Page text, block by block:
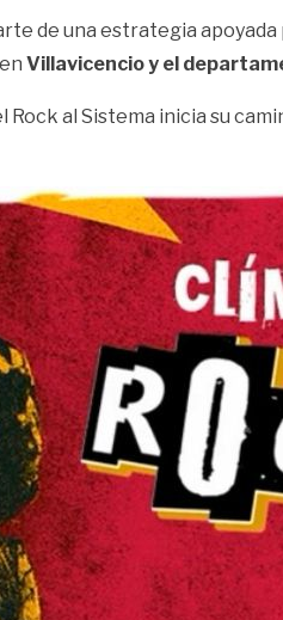
de una estrategia apoyada
Villavicencio y el
Rock al Sistema inicia su